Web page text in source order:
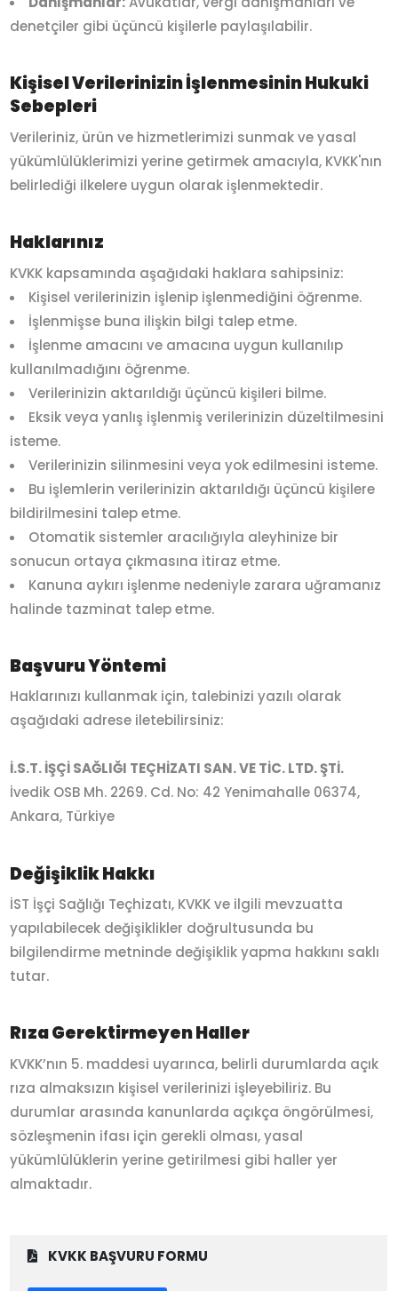
denetçiler gibi üçüncü kişilerle paylaşılabilir.
Kişisel Verilerinizin İşlenmesinin Hukuki
Sebepleri
Verileriniz, ürün ve hizmetlerimizi sunmak ve yasal
yükümlülüklerimizi yerine getirmek amacıyla, KVKK'nın
belirlediği ilkelere uygun olarak işlenmektedir.
Haklarınız
KVKK kapsamında aşağıdaki haklara sahipsiniz:
Kişisel verilerinizin işlenip işlenmediğini öğrenme.
İşlenmişse buna ilişkin bilgi talep etme.
İşlenme amacını ve amacına uygun kullanılıp
kullanılmadığını öğrenme.
Verilerinizin aktarıldığı üçüncü kişileri bilme.
Eksik veya yanlış işlenmiş verilerinizin düzeltilmesini
isteme.
Verilerinizin silinmesini veya yok edilmesini isteme.
Bu işlemlerin verilerinizin aktarıldığı üçüncü kişilere
bildirilmesini talep etme.
Otomatik sistemler aracılığıyla aleyhinize bir
sonucun ortaya çıkmasına itiraz etme.
Kanuna aykırı işlenme nedeniyle zarara uğramanız
halinde tazminat talep etme.
Başvuru Yöntemi
Haklarınızı kullanmak için, talebinizi yazılı olarak
aşağıdaki adrese iletebilirsiniz:
İ.S.T. İŞÇİ SAĞLIĞI TEÇHİZATI SAN. VE TİC. LTD. ŞTİ.
İvedik OSB Mh. 2269. Cd. No: 42 Yenimahalle 06374,
Ankara, Türkiye
Değişiklik Hakkı
İST İşçi Sağlığı Teçhizatı, KVKK ve ilgili mevzuatta
yapılabilecek değişiklikler doğrultusunda bu
bilgilendirme metninde değişiklik yapma hakkını saklı
tutar.
Rıza Gerektirmeyen Haller
KVKK’nın 5. maddesi uyarınca, belirli durumlarda açık
rıza almaksızın kişisel verilerinizi işleyebiliriz. Bu
durumlar arasında kanunlarda açıkça öngörülmesi,
sözleşmenin ifası için gerekli olması, yasal
yükümlülüklerin yerine getirilmesi gibi haller yer
almaktadır.
KVKK BAŞVURU FORMU